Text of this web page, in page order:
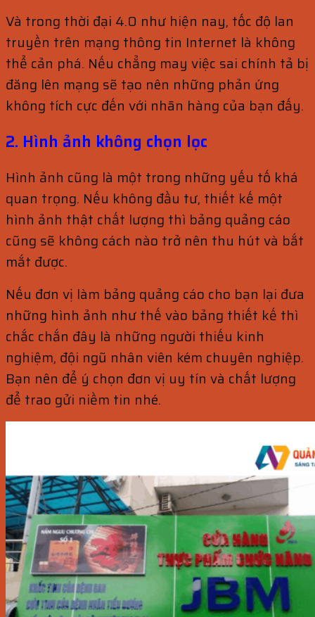
Và trong thời đại 4.0 như hiện nay, tốc độ lan
truyền trên mạng thông tin Internet là không
thể cản phá. Nếu chẳng may việc sai chính tả bị
đăng lên mạng sẽ tạo nên những phản ứng
không tích cực đến với nhãn hàng của bạn đấy.
2. Hình ảnh không chọn lọc
Hình ảnh cũng là một trong những yếu tố khá
quan trọng. Nếu không đầu tư, thiết kế một
hình ảnh thật chất lượng thì bảng quảng cáo
cũng sẽ không cách nào trở nên thu hút và bắt
mắt được.
Nếu đơn vị làm bảng quảng cáo cho bạn lại đưa
những hình ảnh như thế vào bảng thiết kế thì
chắc chắn đây là những người thiếu kinh
nghiệm, đội ngũ nhân viên kém chuyên nghiệp.
Bạn nên để ý chọn đơn vị uy tín và chất lượng
để trao gửi niềm tin nhé.